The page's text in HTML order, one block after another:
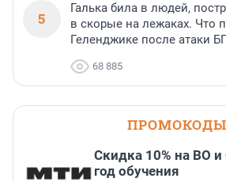
5
Галька била в людей,
в скорые на лежаках. Что
Геленджике после атаки
68 885
ПРОМОКОДЫ
Скидка 10% на ВО
год обучения